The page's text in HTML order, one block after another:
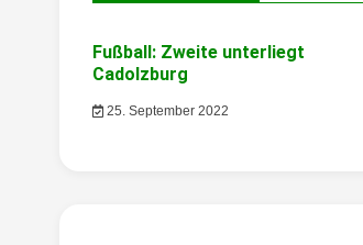
Fußball: Zweite unterliegt
Cadolzburg
25. September 2022